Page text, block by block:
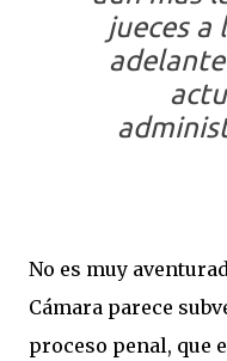
jueces a
No es muy
Cámara parece
proceso penal, que